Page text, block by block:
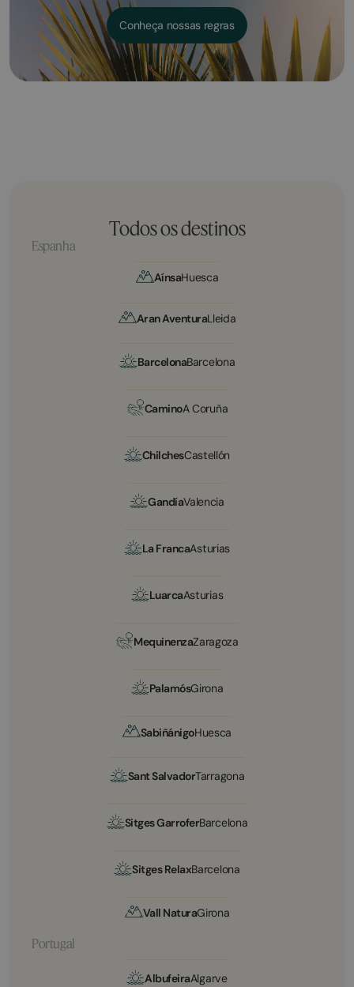
Conheça nossas regras
Todos os destinos
Espanha
AínsaHuesca
Aran AventuraLleida
BarcelonaBarcelona
CaminoA Coruña
ChilchesCastellón
GandíaValencia
La FrancaAsturias
LuarcaAsturias
MequinenzaZaragoza
PalamósGirona
SabiñánigoHuesca
Sant SalvadorTarragona
Sitges GarroferBarcelona
Sitges RelaxBarcelona
Vall NaturaGirona
Portugal
AlbufeiraAlgarve